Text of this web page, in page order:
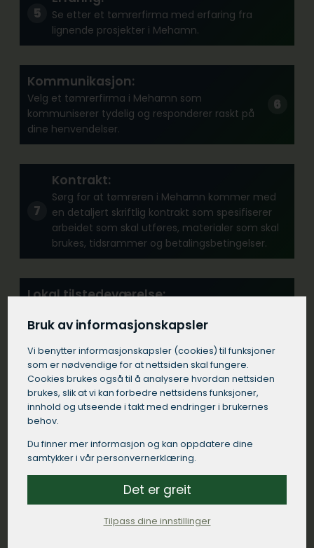
Se etter et tømrerfirma med erfaring fra
lignende prosjekter i Mehamn.
Kommunikasjon:
Velg et tømrerfirma i Mehamn som
kommuniserer tydelig og responderer raskt på
dine henvendelser.
Kontrakt:
Sørg for at tømreren i Mehamn kommer med
en detaljert skriftlig kontrakt som spesifiserer
arbeidet som skal utføres, materialer som skal
brukes, tidsrammer og betalingsbetingelser.
Lokal tilstedeværelse:
Mehamn kan ofte tilby bedre service og støtte.
Personlig kjemi:
Velg et tømrerfirma i Mehamn du føler deg
komfortabel med og hvor du opplever dialogen
som enkel og ryddig.
Bruk Tomrere.no:
Vår tjeneste forenkler prosessen ved å koble
deg med kvalifiserte tømrerfirmaer i Mehamn
som passer dine spesifikke behov.
Bruk av informasjonskapsler
Vi benytter informasjons­kapsler (cookies) til funksjoner
som er nødvendige for at nettsiden skal fungere.
Cookies brukes også til å analysere hvordan nettsiden
brukes, slik at vi kan forbedre nettsidens funksjoner,
innhold og utseende i takt med endringer i brukernes
behov.
Du finner mer informasjon og kan oppdatere dine
samtykker i vår personvernerklæring.
Det er greit
Tilpass dine innstillinger